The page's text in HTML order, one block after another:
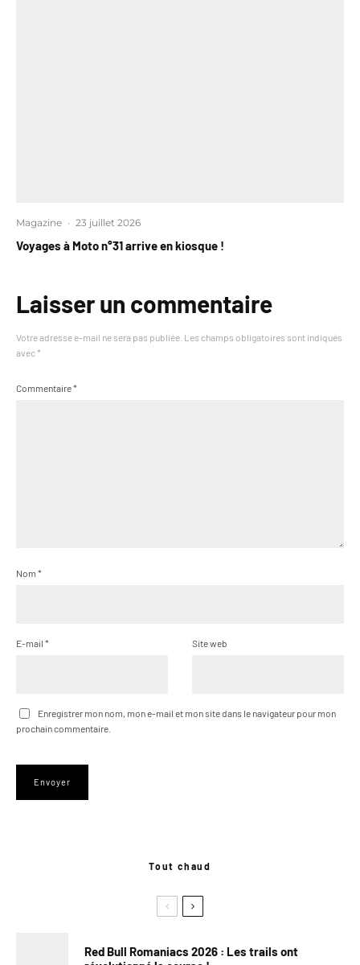
Magazine · 23 juillet 2026
Voyages à Moto n°31 arrive en kiosque !
Laisser un commentaire
Votre adresse e-mail ne sera pas publiée. Les champs obligatoires sont indiqués
avec *
Commentaire*
Nom *
E-mail * Site web
Enregistrer mon nom, mon e-mail et mon site dans le navigateur pour mon
prochain commentaire.
Tout chaud
Red Bull Romaniacs 2026 : Les trails ont